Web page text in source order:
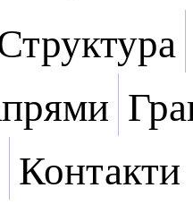
Контакти